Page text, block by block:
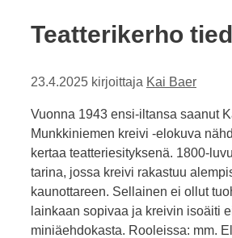
Teatterikerho
23.4.2025 kirjoittaja Kai Baer
Vuonna 1943 ensi-iltansa saanut
Munkkiniemen kreivi -elokuva
kertaa teatteriesityksenä. 1800-
tarina, jossa kreivi rakastuu
kaunottareen. Sellainen ei ollut
lainkaan sopivaa ja kreivin isoäiti
miniäehdokasta. Rooleissa: mm.